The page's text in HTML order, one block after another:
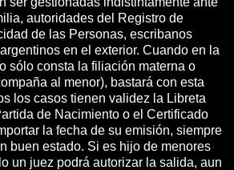
autoridades del Registro de
de las Personas, escribanos
en el exterior. Cuando en la
sólo consta la filiación materna o
al menor), bastará con esta
los casos tienen validez la Libreta
de Nacimiento o el Certificado
la fecha de su emisión, siempre
buen estado. Si es hijo de menores
un juez podrá autorizar la salida, aun